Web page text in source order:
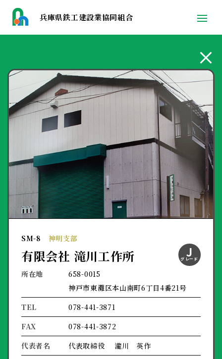
兵庫県鉄工建設業協同組合
t
o
e
n
a
i
t
i
o
n
SM-8 神明支部
J
グレード
有限会社 滝川工作所
所在地
658-0015
神戸市東灘区本山南町6丁目4番21号
TEL
078-441-3871
FAX
078-441-3872
代表者名
代表取締役 瀧川 英作